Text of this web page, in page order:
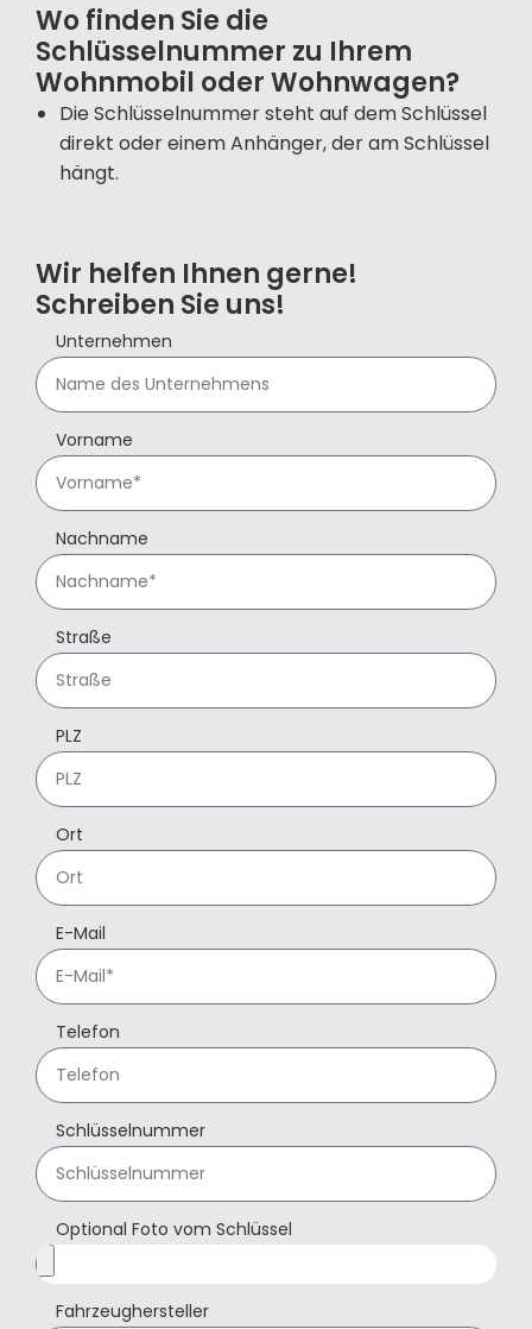
Wo finden Sie die
Schlüsselnummer zu Ihrem
Wohnmobil oder Wohnwagen?
Die Schlüsselnummer steht auf dem Schlüssel
direkt oder einem Anhänger, der am Schlüssel
hängt.
Wir helfen Ihnen gerne!
Schreiben Sie uns!
Unternehmen
Vorname
Nachname
Straße
PLZ
Ort
E-Mail
Telefon
Schlüsselnummer
Optional Foto vom Schlüssel
Fahrzeughersteller